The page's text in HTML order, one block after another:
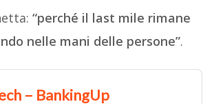
“perché il last mile rimane
nelle mani delle persone”.
– BankingUp